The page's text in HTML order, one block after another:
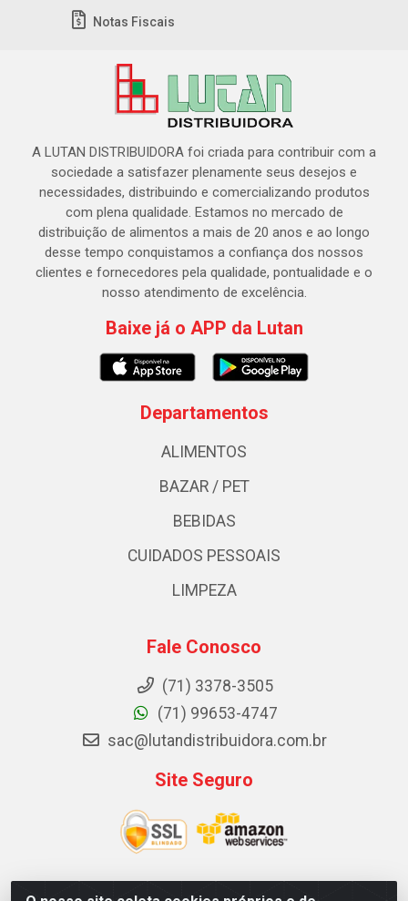
Notas Fiscais
A LUTAN DISTRIBUIDORA foi criada para contribuir com a
sociedade a satisfazer plenamente seus desejos e
necessidades, distribuindo e comercializando produtos
com plena qualidade. Estamos no mercado de
distribuição de alimentos a mais de 20 anos e ao longo
desse tempo conquistamos a confiança dos nossos
clientes e fornecedores pela qualidade, pontualidade e o
nosso atendimento de excelência.
Baixe já o APP da Lutan
Departamentos
ALIMENTOS
BAZAR / PET
BEBIDAS
CUIDADOS PESSOAIS
LIMPEZA
Fale Conosco
(71) 3378-3505
(71) 99653-4747
sac@lutandistribuidora.com.br
Site Seguro